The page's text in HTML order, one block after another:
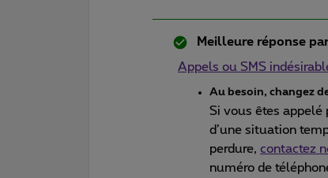
Meilleure réponse
Appels ou SMS
Au besoin, changez
Si vous êtes appelé
d’une situation
perdure, contactez
numéro de